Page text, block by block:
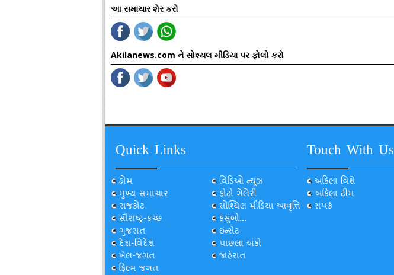
આ સમાચાર શેર કરો
Akilanews.com ને સોશ્યલ મીડિયા પર ફોલો કરો
Quick Links
હોમ
મુખ્ય સમાચાર
રાજકોટ
સૌરાષ્ટ્ર-કચ્છ
ગુજરાત
દેશ-વિદેશ
ખેલ-જગત
ફિલ્મ જગત
વિડિઓ ન્યૂઝ
ફોટો ગેલેરી
સોશ્યિલ મીડિયા આવૃત્તિ
કસુંબો...
ઇન્સેટ
પાછલા અંકો
જાહેરાત
Touch With Us
અકિલા વિશે
અકિલા ટીમ
સંપર્ક